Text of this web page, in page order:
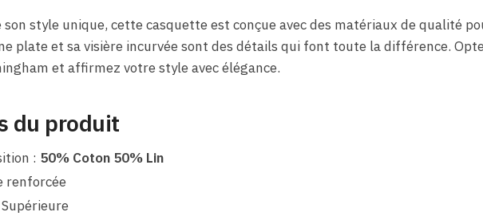
son style unique, cette casquette est conçue avec des matériaux de qualité
plate et sa visière incurvée sont des détails qui font toute la différence.
et affirmez votre style avec élégance.
du produit
: 50% Coton 50% Lin
renforcée